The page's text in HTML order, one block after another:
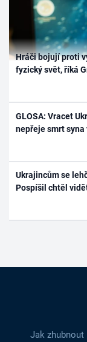
Hráči bojují proti
fyzický svět, říká
GLOSA: Vracet
nepřeje smrt syna
Ukrajincům se
Pospíšil chtěl
Jak zhubnout